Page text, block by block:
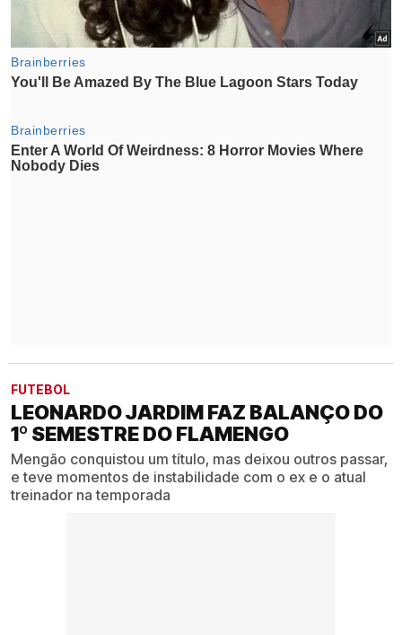
FUTEBOL
LEONARDO JARDIM FAZ BALANÇO DO
1º SEMESTRE DO FLAMENGO
Mengão conquistou um título, mas deixou outros passar,
e teve momentos de instabilidade com o ex e o atual
treinador na temporada